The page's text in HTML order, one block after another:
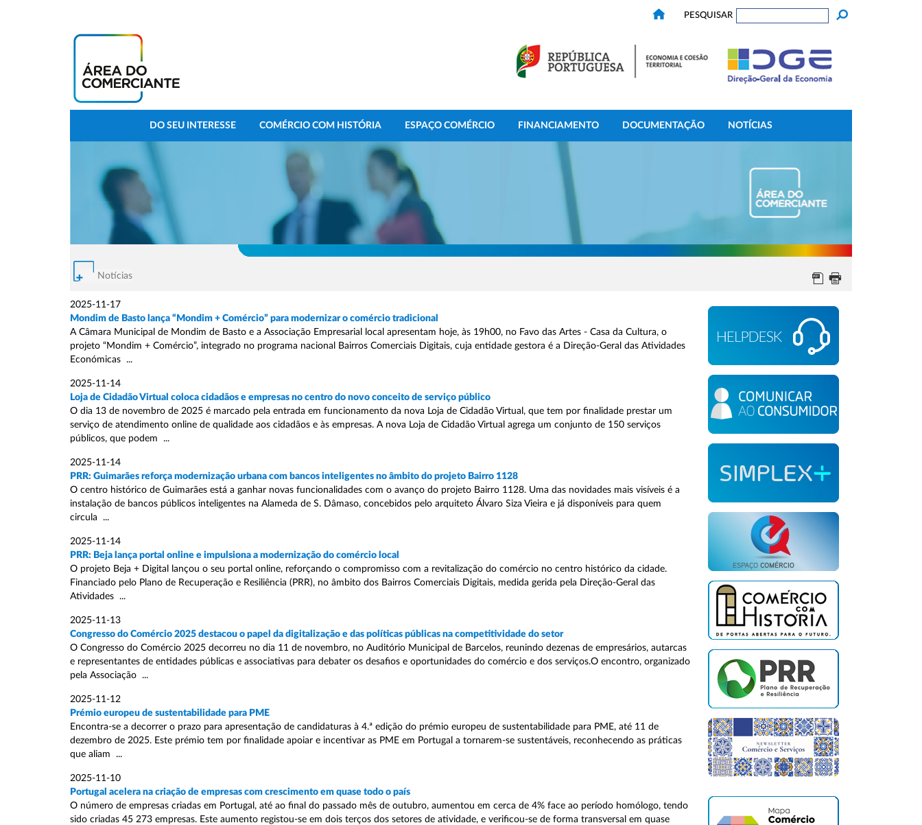
PESQUISAR
DO SEU INTERESSE COMÉRCIO COM HISTÓRIA ESPAÇO COMÉRCIO FINANCIAMENTO DOCUMENTAÇÃO NOTÍCIAS
Notícias
2025-11-17
Mondim de Basto lança “Mondim + Comércio” para modernizar o comércio tradicional
A Câmara Municipal de Mondim de Basto e a Associação Empresarial local apresentam hoje, às 19h00, no Favo das Artes - Casa da Cultura, o
projeto “Mondim + Comércio”, integrado no programa nacional Bairros Comerciais Digitais, cuja entidade gestora é a Direção-Geral das Atividades
Económicas ...
2025-11-14
Loja de Cidadão Virtual coloca cidadãos e empresas no centro do novo conceito de serviço público
O dia 13 de novembro de 2025 é marcado pela entrada em funcionamento da nova Loja de Cidadão Virtual, que tem por finalidade prestar um
serviço de atendimento online de qualidade aos cidadãos e às empresas. A nova Loja de Cidadão Virtual agrega um conjunto de 150 serviços
públicos, que podem ...
2025-11-14
PRR: Guimarães reforça modernização urbana com bancos inteligentes no âmbito do projeto Bairro 1128
O centro histórico de Guimarães está a ganhar novas funcionalidades com o avanço do projeto Bairro 1128. Uma das novidades mais visíveis é a
instalação de bancos públicos inteligentes na Alameda de S. Dâmaso, concebidos pelo arquiteto Álvaro Siza Vieira e já disponíveis para quem
circula ...
2025-11-14
PRR: Beja lança portal online e impulsiona a modernização do comércio local
O projeto Beja + Digital lançou o seu portal online, reforçando o compromisso com a revitalização do comércio no centro histórico da cidade.
Financiado pelo Plano de Recuperação e Resiliência (PRR), no âmbito dos Bairros Comerciais Digitais, medida gerida pela Direção-Geral das
Atividades ...
2025-11-13
Congresso do Comércio 2025 destacou o papel da digitalização e das políticas públicas na competitividade do setor
O Congresso do Comércio 2025 decorreu no dia 11 de novembro, no Auditório Municipal de Barcelos, reunindo dezenas de empresários, autarcas
e representantes de entidades públicas e associativas para debater os desafios e oportunidades do comércio e dos serviços.O encontro, organizado
pela Associação ...
2025-11-12
Prémio europeu de sustentabilidade para PME
Encontra-se a decorrer o prazo para apresentação de candidaturas à 4.ª edição do prémio europeu de sustentabilidade para PME, até 11 de
dezembro de 2025. Este prémio tem por finalidade apoiar e incentivar as PME em Portugal a tornarem-se sustentáveis, reconhecendo as práticas
que aliam ...
2025-11-10
Portugal acelera na criação de empresas com crescimento em quase todo o país
O número de empresas criadas em Portugal, até ao final do passado mês de outubro, aumentou em cerca de 4% face ao período homólogo, tendo
sido criadas 45 273 empresas. Este aumento registou-se em dois terços dos setores de atividade, e verificou-se de forma transversal em quase